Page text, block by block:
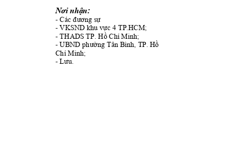
Nơi nhận:
- Các đương sự
- VKSND khu vực 4 TP.HCM;
- THADS TP. Hồ Chí Minh;
- UBND phường Tân Bình, TP. Hồ
Chí Minh;
- Lưu.